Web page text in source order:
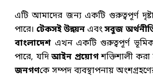
এটি আমাদের জন্য একটি গুরুত্বপূর্ণ
পারে। টেকসই উন্নয়ন এবংসবুজ
বাংলাদেশ এখন একটি গুরুত্বপূর্ণ
পারে, যদিআইন প্রয়োগশক্তিশালী
জনগণকে সম্পদ ব্যবস্থাপনায়